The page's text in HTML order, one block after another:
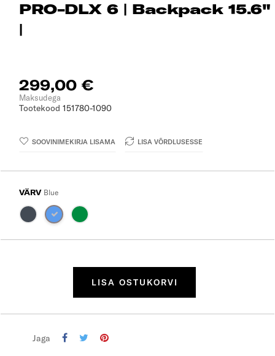
PRO-DLX 6 | Backpack 15.6"
|
299,00 €
Maksudega
Tootekood 151780-1090
SOOVINIMEKIRJA LISAMA LISA VÕRDLUSESSE
VÄRV Blue
LISA OSTUKORVI
Jaga